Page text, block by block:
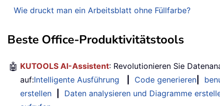
Wie druckt man ein Arbeitsblatt ohne Füllfarbe?
Beste Office-Produktivitätstools
🤖 KUTOOLS AI-Assistent: Revolutionieren Sie
auf:Intelligente Ausführung Code generieren
erstellen
Daten analysieren und Diagramme